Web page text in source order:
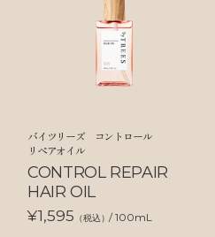
バイツリーズ コントロール
リペアオイル
CONTROL REPAIR
HAIR OIL
¥1,595 （税込）/ 100mL